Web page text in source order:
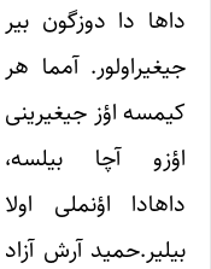
داها دا دوزگون بیر
جیغیراولور. آمما هر
کیمسه اؤز جیغیرینی
اؤزو آچا بیلسه،
داهادا اؤنملی اولا
بیلیر.حمید آرش آزاد